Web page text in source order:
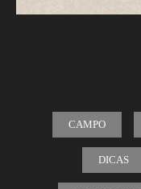
CAMPO
DICAS